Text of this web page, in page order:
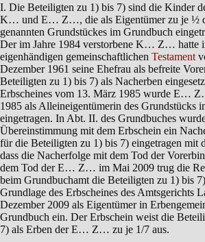
I. Die Beteiligten zu 1) bis 7) sind die Kinder
K… und E… Z…, die als Eigentümer zu je ½
genannten Grundstückes im Grundbuch
Der im Jahre 1984 verstorbene K… Z… hatte
eigenhändigen gemeinschaftlichen Testament
Dezember 1961 seine Ehefrau als befreite
Beteiligten zu 1) bis 7) als Nacherben
Erbscheines vom 13. März 1985 wurde E…
1985 als Alleineigentümerin des Grundstücks
eingetragen. In Abt. II. des Grundbuches
Übereinstimmung mit dem Erbschein ein
für die Beteiligten zu 1) bis 7) eingetragen mit
dass die Nacherfolge mit dem Tod der
dem Tod der E… Z… im Mai 2009 trug die
beim Grundbuchamt die Beteiligten zu 1) bis
Grundlage des Erbscheines des Amtsgerichts
Dezember 2009 als Eigentümer in
Grundbuch ein. Der Erbschein weist die
7) als Erben der E… Z… zu je 1/7 aus.